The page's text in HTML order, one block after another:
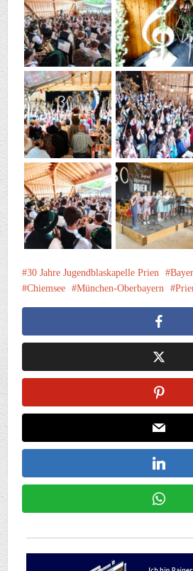
30 Jahre Jugendblaskapelle Prien
Chiemsee
München-Oberbayern